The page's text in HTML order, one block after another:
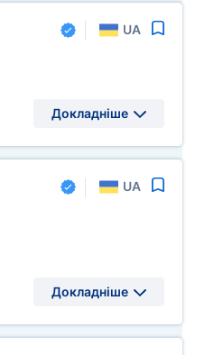
UA
Докладніше
UA
Докладніше